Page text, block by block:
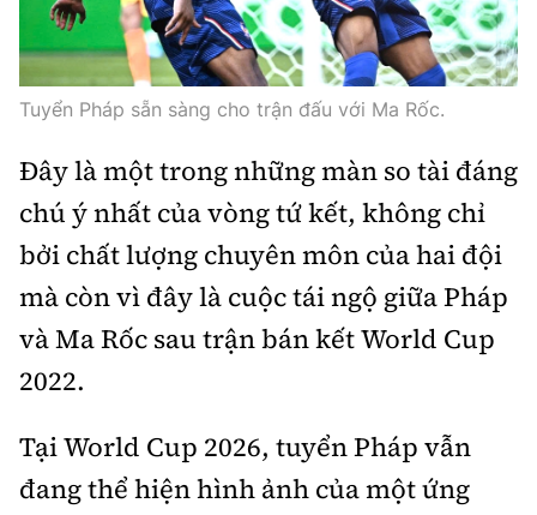
Nhà thầu
Mời thầu - Đấu thầu
Thi viết về GTVT
Gương sáng giao thông
Âm nhạc
Hậu trường sao
360 độ thể thao
Sản phẩm mới
Tư vấn
Thế giới
Thời sự Quốc tế
Hồ sơ tài liệu
Thế giới giao thông
Thế giới xây dựng
Đi ++
Khám phá
Lối sống
Video
Thời sự
Khám phá
Camera giao thông
Câu chuyện giao thông
Giải trí - Thể thao
Cơ quan chủ quản: Bộ Xây dựng
Tòa soạn: Số 2 Nguyễn Công Hoan, phường Giảng Võ,
Hà Nội.
Tuyển Pháp sẵn sàng cho trận đấu với Ma Rốc.
Đây là một trong những màn so tài đáng
chú ý nhất của vòng tứ kết, không chỉ
bởi chất lượng chuyên môn của hai đội
mà còn vì đây là cuộc tái ngộ giữa Pháp
và Ma Rốc sau trận bán kết World Cup
2022.
Tại World Cup 2026, tuyển Pháp vẫn
đang thể hiện hình ảnh của một ứng